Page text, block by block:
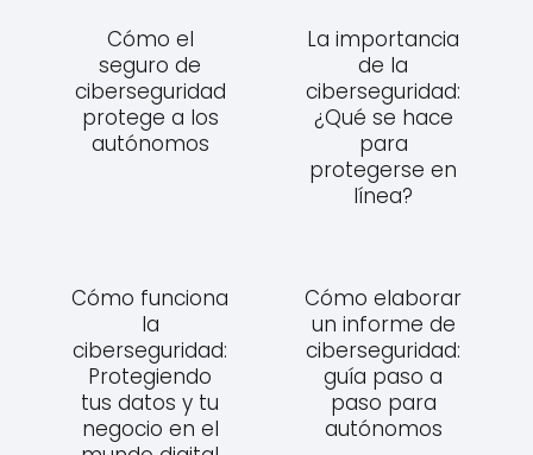
Cómo el
seguro de
ciberseguridad
protege a los
autónomos
La importancia
de la
ciberseguridad:
¿Qué se hace
para
protegerse en
línea?
Cómo funciona
la
ciberseguridad:
Protegiendo
tus datos y tu
negocio en el
Cómo elaborar
un informe de
ciberseguridad:
guía paso a
paso para
autónomos